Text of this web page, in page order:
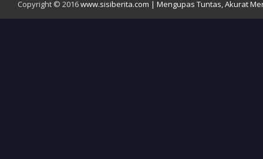
Copyright © 2016www.sisiberita.com | Mengupas Tuntas, Akurat